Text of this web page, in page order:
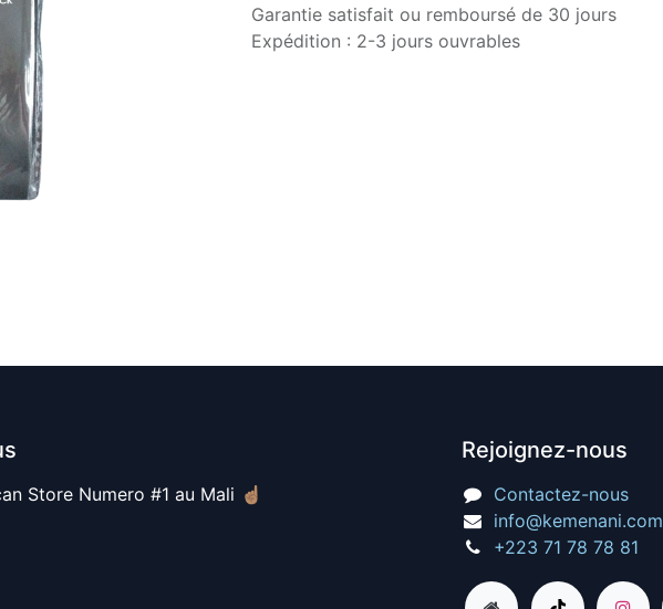
Garantie satisfait ou remboursé de 30 jours
Expédition : 2-3 jours ouvrables
Store Numero #1 au Mali ☝🏽
Rejoignez-nous
Contactez-nous
info@kemenani.com
+223 71 78 78 81